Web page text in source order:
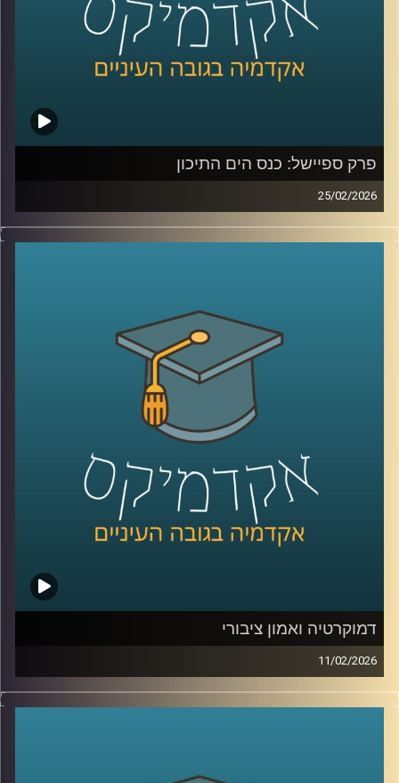
כדי להבין את כל זאת ועוד, נמצא איתנו היום אברי שכטר, מנהל
מכון ינאי לביטחון אנרגטי באוניברסיטת רייכמן
פרק ספיישל: כנס הים התיכון
25/02/2026
הקלטה מתוך השטח, מהכנס השמיני בנושא הים התיכון:
“כלכלה כחולה פורצת גבולות”, שהתקיים באוניברסיטת רייכמן .
כלכלה, ביטחון ושיתופי פעולה אזוריים.
בין מושבים על אנרגיה מתחדשת בים, חקלאות ימית, אצות
כמשאב כלכלי, בינה מלאכותית לניטור מגוון ביולוגי ושיתופי
פעולה גם כשאין שלום, יצאנו לראיין את האנשים שמעצבים
את העתיד הכחול של האזור .
בפרק הזה תשמעו קולות מהכנס, רעיונות גדולים, דילמות
אמיתיות, והרבה מאוד תשוקה לחבר בין מדע, קיימות וכלכלה.
דמוקרטיה ואמון ציבורי
11/02/2026
היום אנחנו נוגעים באחת השאלות הכי בוערות בדמוקרטיה, מה
זה בעצם אמון ציבורי, למה הוא כל כך חיוני לתפקוד של מדינה,